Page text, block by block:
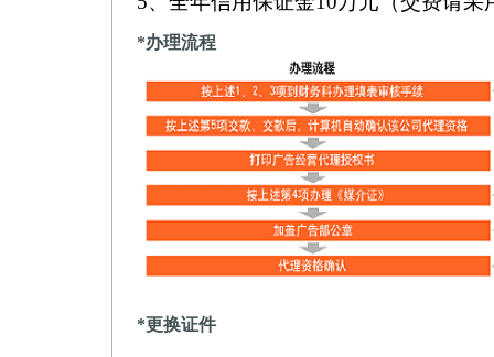
*办理流程
*更换证件